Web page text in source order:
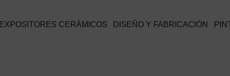
EXPOSITORES CERÁMICOS DISEÑO Y FABRICACIÓN